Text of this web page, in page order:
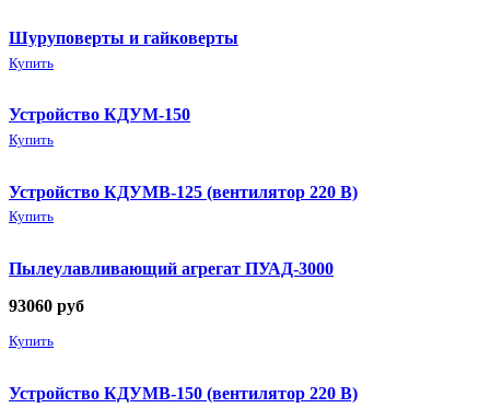
Шуруповерты и гайковерты
Купить
Устройство КДУМ-150
Купить
Устройство КДУМВ-125 (вентилятор 220 В)
Купить
Пылеулавливающий агрегат ПУАД-3000
93060 руб
Купить
Устройство КДУМВ-150 (вентилятор 220 В)